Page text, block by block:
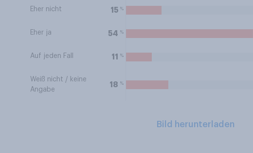
Eher nicht 15 %
Eher ja 54 %
Auf jeden Fall 11 %
Weiß nicht / keine
Angabe
18 %
Bild herunterladen